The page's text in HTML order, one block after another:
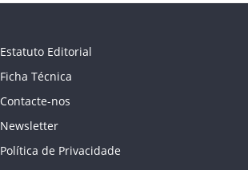
Estatuto Editorial
Ficha Técnica
Contacte-nos
Newsletter
Política de Privacidade